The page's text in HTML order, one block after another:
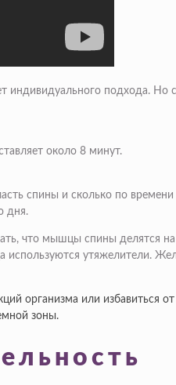
индивидуального подхода.
около 8 минут.
спины и сколько по
дня.
что мышцы спины делятся
утяжелители.
организма или
зоны.